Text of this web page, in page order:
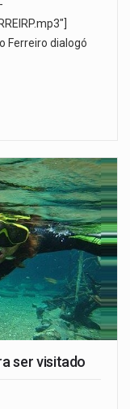
Ferreiro dialogó
ser visitado